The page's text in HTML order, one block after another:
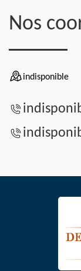
Nos
indisponible